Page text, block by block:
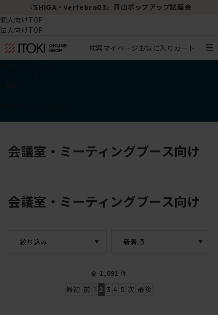
『SHIGA・vertebra03』青山ポップアップ試座会
個人向けTOP
法人向けTOP
検索マイページ お気に入り カート
会議室・ミーティングブース向け
会議室・ミーティングブース向け
絞り込み
全 1,091 件
最初 前 1 2 3 4 5 次 最後